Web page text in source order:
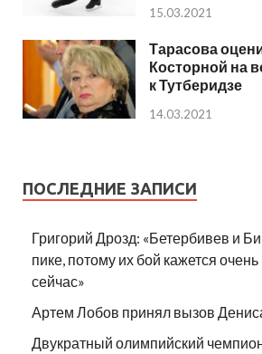
15.03.2021
Тарасова
Косторной на
к Тутберидзе
14.03.2021
ПОСЛЕДНИЕ ЗАПИСИ
Григорий Дрозд: «Бетербивев и
пике, потому их бой кажется
сейчас»
Артем Лобов принял вызов
Двукратный олимпийский